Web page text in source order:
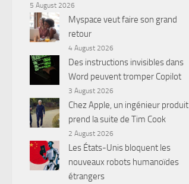
5 August 2026
Myspace veut faire son grand
retour
4 August 2026
Des instructions invisibles dans
Word peuvent tromper Copilot
3 August 2026
Chez Apple, un ingénieur produit
prend la suite de Tim Cook
2 August 2026
Les États-Unis bloquent les
nouveaux robots humanoïdes
étrangers